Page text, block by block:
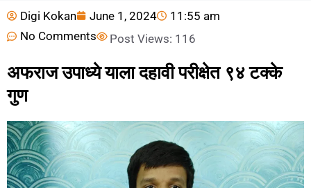
Digi Kokan June 1, 2024
11:55 am
No Comments
Post Views: 116
अफराज उपाध्ये याला दहावी परीक्षेत ९४ टक्के
गुण